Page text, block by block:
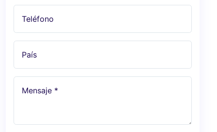
Teléfono
País
Mensaje *